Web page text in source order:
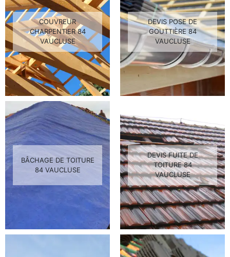
COUVREUR
CHARPENTIER 84
VAUCLUSE
DEVIS POSE DE
GOUTTIÈRE 84
VAUCLUSE
BÂCHAGE DE TOITURE
84 VAUCLUSE
DEVIS FUITE DE
TOITURE 84
VAUCLUSE